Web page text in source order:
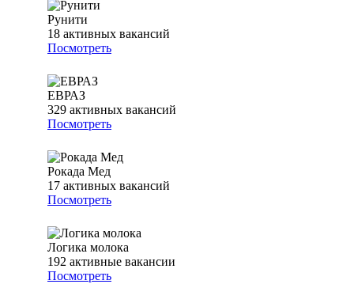
Рунити
18 активных вакансий
Посмотреть
ЕВРАЗ
329 активных вакансий
Посмотреть
Рокада Мед
17 активных вакансий
Посмотреть
Логика молока
192 активные вакансии
Посмотреть